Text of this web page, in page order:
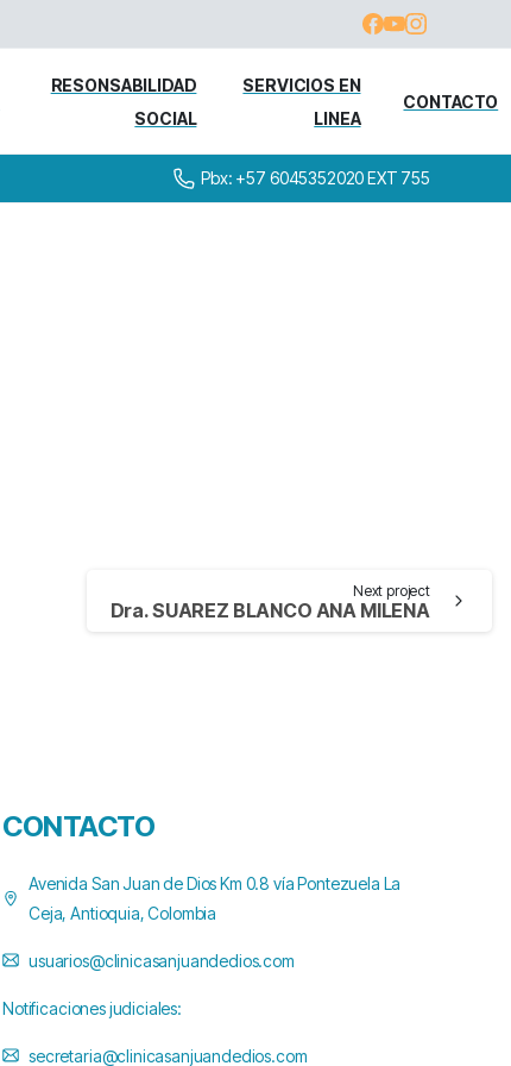
RESONSABILIDAD
SOCIAL
SERVICIOS EN
LINEA
CONTACTO
Pbx: +57 6045352020 EXT 755
Next project
Dra. SUAREZ BLANCO ANA MILENA
CONTACTO
Avenida San Juan de Dios Km 0.8 vía Pontezuela La
Ceja, Antioquia, Colombia
usuarios@clinicasanjuandedios.com
Notificaciones judiciales:
secretaria@clinicasanjuandedios.com